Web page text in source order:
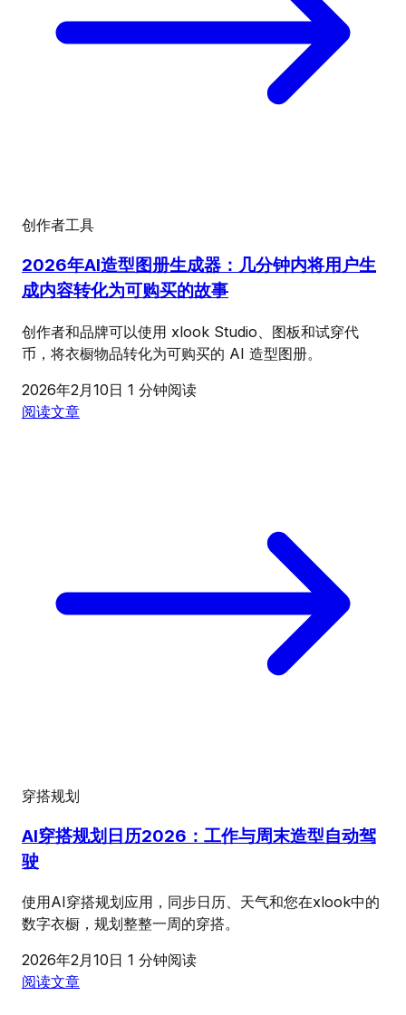
创作者工具
2026年AI造型图册生成器：几分钟内将用户生
成内容转化为可购买的故事
创作者和品牌可以使用 xlook Studio、图板和试穿代
币，将衣橱物品转化为可购买的 AI 造型图册。
2026年2月10日 1 分钟阅读
阅读文章
穿搭规划
AI穿搭规划日历2026：工作与周末造型自动驾
驶
使用AI穿搭规划应用，同步日历、天气和您在xlook中的
数字衣橱，规划整整一周的穿搭。
2026年2月10日 1 分钟阅读
阅读文章